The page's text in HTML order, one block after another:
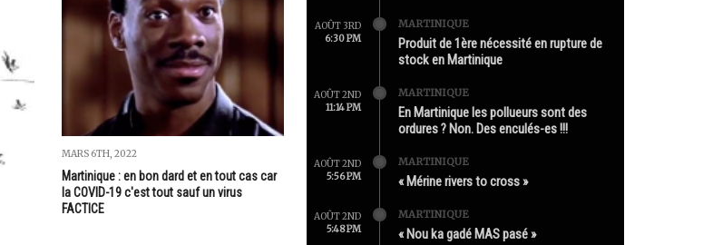
MARS 6TH, 2022
Martinique : en bon dard et en tout cas car
la COVID-19 c'est tout sauf un virus
FACTICE
AOÛT 3RD
6:30 PM
MARTINIQUE
Produit de 1ère nécessité en rupture de
stock en Martinique
AOÛT 2ND
11:14 PM
MARTINIQUE
En Martinique les pollueurs sont des
ordures ? Non. Des enculés-es !!!
AOÛT 2ND
5:56 PM
MARTINIQUE
« Mérine rivers to cross »
AOÛT 2ND
5:48 PM
MARTINIQUE
« Nou ka gadé MAS pasé »